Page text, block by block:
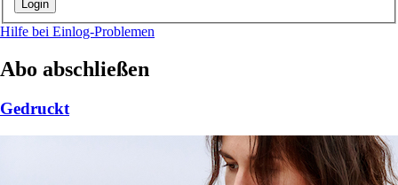
Hilfe bei Einlog-Problemen
Abo abschließen
Gedruckt